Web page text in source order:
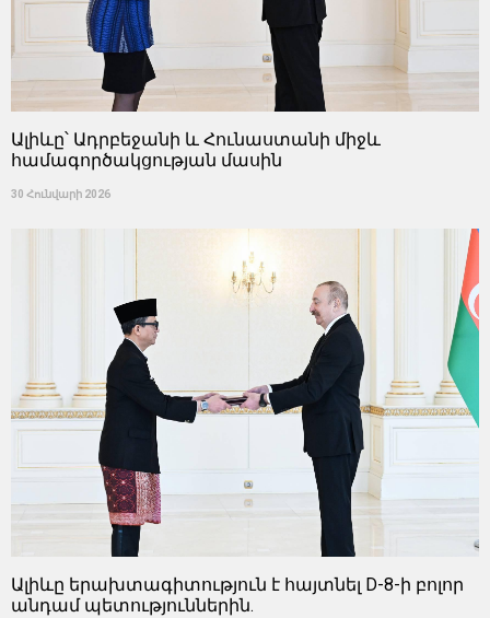
Ալիևը՝ Ադրբեջանի և Հունաստանի միջև
համագործակցության մասին
30 Հունվարի 2026
Ալիևը երախտագիտություն է հայտնել D-8-ի բոլոր
անդամ պետություններին.